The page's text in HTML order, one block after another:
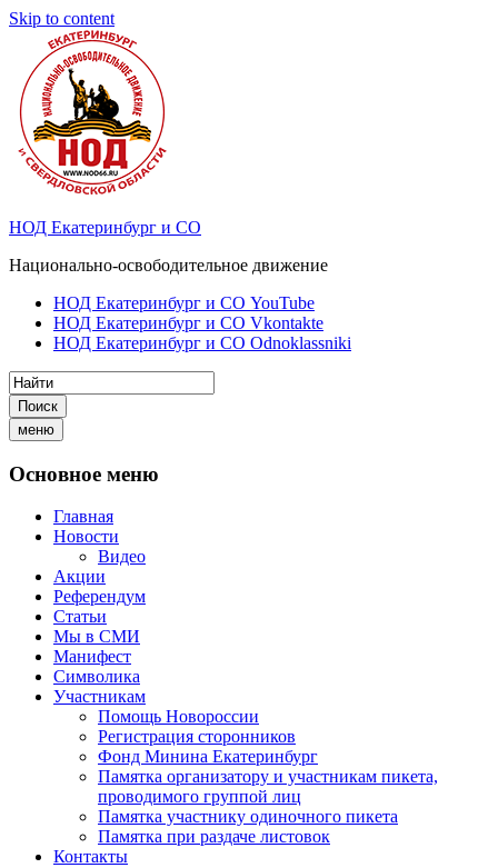
Skip to content
НОД Екатеринбург и СО
Национально-освободительное движение
НОД Екатеринбург и СО YouTube
НОД Екатеринбург и СО Vkontakte
НОД Екатеринбург и СО Odnoklassniki
Поиск
меню
Основное меню
Главная
Новости
Видео
Акции
Референдум
Статьи
Мы в СМИ
Манифест
Символика
Участникам
Помощь Новороссии
Регистрация сторонников
Фонд Минина Екатеринбург
Памятка организатору и участникам пикета,
проводимого группой лиц
Памятка участнику одиночного пикета
Памятка при раздаче листовок
Контакты